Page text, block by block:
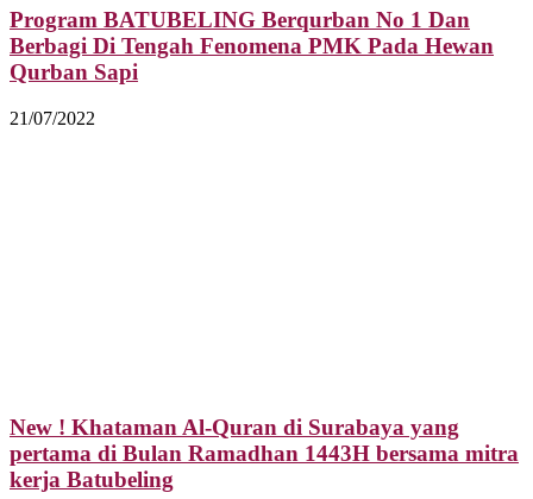
Program BATUBELING Berqurban No 1 Dan
Berbagi Di Tengah Fenomena PMK Pada Hewan
Qurban Sapi
21/07/2022
New ! Khataman Al-Quran di Surabaya yang
pertama di Bulan Ramadhan 1443H bersama mitra
kerja Batubeling